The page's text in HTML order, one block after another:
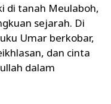
di tanah Meulaboh,
sejarah. Di
Umar berkobar,
dan cinta
dalam